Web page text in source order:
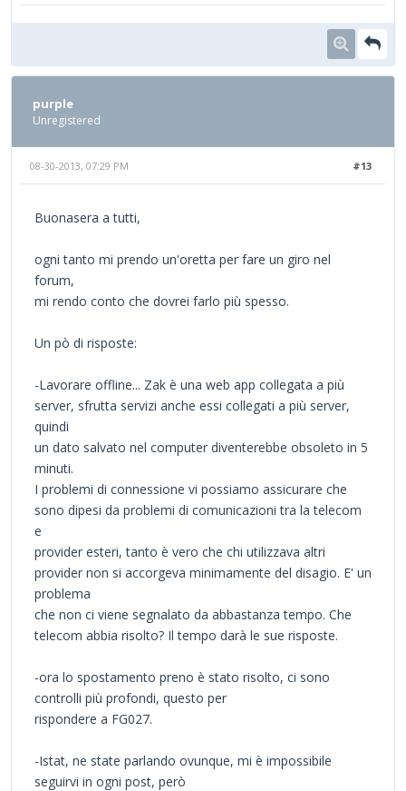
purple
Unregistered
#13
08-30-2013, 07:29 PM
Buonasera a tutti,
ogni tanto mi prendo un'oretta per fare un giro nel
forum,
mi rendo conto che dovrei farlo più spesso.
Un pò di risposte:
-Lavorare offline... Zak è una web app collegata a più
server, sfrutta servizi anche essi collegati a più server,
quindi
un dato salvato nel computer diventerebbe obsoleto in 5
minuti.
I problemi di connessione vi possiamo assicurare che
sono dipesi da problemi di comunicazioni tra la telecom
e
provider esteri, tanto è vero che chi utilizzava altri
provider non si accorgeva minimamente del disagio. E' un
problema
che non ci viene segnalato da abbastanza tempo. Che
telecom abbia risolto? Il tempo darà le sue risposte.
-ora lo spostamento preno è stato risolto, ci sono
controlli più profondi, questo per
rispondere a FG027.
-Istat, ne state parlando ovunque, mi è impossibile
seguirvi in ogni post, però